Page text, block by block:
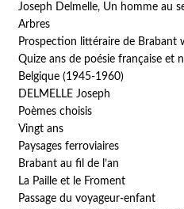
Joseph Delmelle, Un homme au
Arbres
Prospection littéraire de Brabant
Quize ans de poésie française et
Belgique (1945-1960)
DELMELLE Joseph
Poèmes choisis
Vingt ans
Paysages ferroviaires
Brabant au fil de l’an
La Paille et le Froment
Passage du voyageur-enfant